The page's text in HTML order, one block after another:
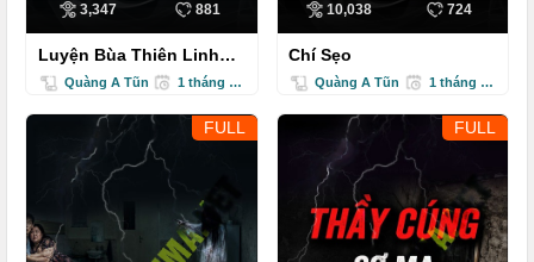
3,347 881
Luyện Bùa Thiên Linh
Cái Quàng A Tũn 1 tháng trước
10,038 724
Chí Sẹo
Quàng A Tũn 1 tháng trước
FULL FULL